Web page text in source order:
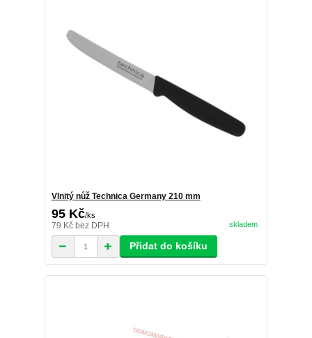
Vlnitý nůž Technica Germany 210 mm
95 Kč/ks
79 Kč bez DPH skladem
Přidat do košíku